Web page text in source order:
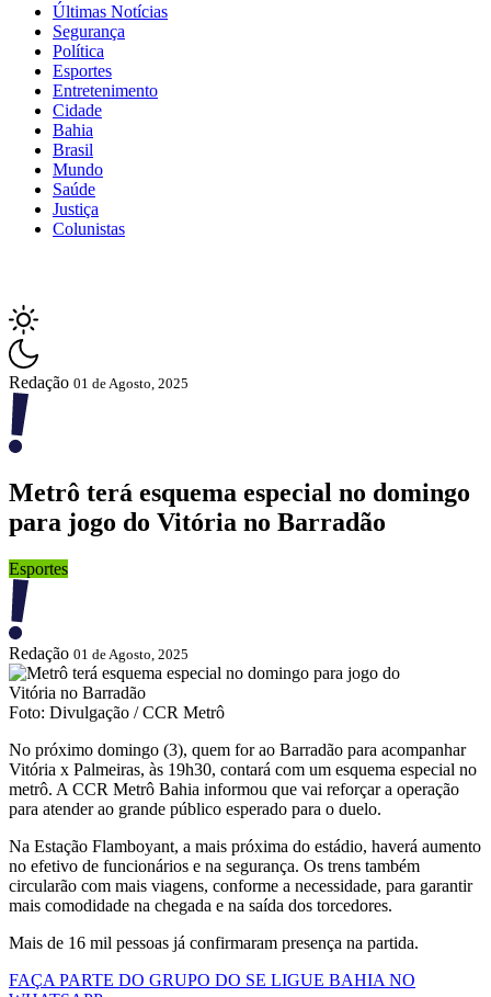
Últimas Notícias
Segurança
Política
Esportes
Entretenimento
Cidade
Bahia
Brasil
Mundo
Saúde
Justiça
Colunistas
Redação 01 de Agosto, 2025
Metrô terá esquema especial no domingo
para jogo do Vitória no Barradão
Esportes
Redação 01 de Agosto, 2025
Foto: Divulgação / CCR Metrô
No próximo domingo (3), quem for ao Barradão para acompanhar
Vitória x Palmeiras, às 19h30, contará com um esquema especial no
metrô. A CCR Metrô Bahia informou que vai reforçar a operação
para atender ao grande público esperado para o duelo.
Na Estação Flamboyant, a mais próxima do estádio, haverá aumento
no efetivo de funcionários e na segurança. Os trens também
circularão com mais viagens, conforme a necessidade, para garantir
mais comodidade na chegada e na saída dos torcedores.
Mais de 16 mil pessoas já confirmaram presença na partida.
FAÇA PARTE DO GRUPO DO SE LIGUE BAHIA NO